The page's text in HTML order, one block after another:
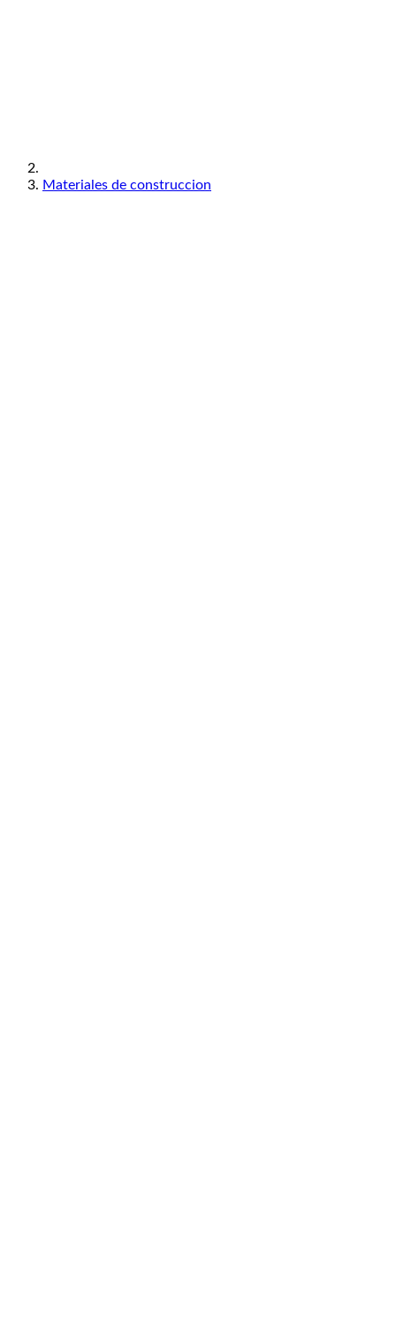
Materiales de construccion